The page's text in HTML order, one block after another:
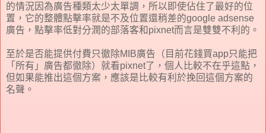
的情況因為廣告種類太少太單調，所以即使佔住了最好的位
置，它的整體點擊率就是不及位置還稍差的google adsense
廣告，點擊率低對分潤的部落客和pixnet而言是雙雙不利的。
至於是否能提供付費只徹除MIB廣告（目前花錢買app只能把
「所有」廣告都徹除）就看pixnet了，個人比較不在乎這點，
但如果能推出這個方案，應該是比較有利於挽回這個方案的
名聲。